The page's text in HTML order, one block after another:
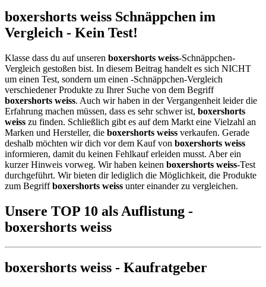
boxershorts weiss Schnäppchen im
Vergleich - Kein Test!
Klasse dass du auf unseren boxershorts weiss-Schnäppchen-
Vergleich gestoßen bist. In diesem Beitrag handelt es sich NICHT
um einen Test, sondern um einen -Schnäppchen-Vergleich
verschiedener Produkte zu Ihrer Suche von dem Begriff
boxershorts weiss. Auch wir haben in der Vergangenheit leider die
Erfahrung machen müssen, dass es sehr schwer ist, boxershorts
weiss zu finden. Schließlich gibt es auf dem Markt eine Vielzahl an
Marken und Hersteller, die boxershorts weiss verkaufen. Gerade
deshalb möchten wir dich vor dem Kauf von boxershorts weiss
informieren, damit du keinen Fehlkauf erleiden musst. Aber ein
kurzer Hinweis vorweg. Wir haben keinen boxershorts weiss-Test
durchgeführt. Wir bieten dir lediglich die Möglichkeit, die Produkte
zum Begriffboxershorts weiss unter einander zu vergleichen.
Unsere TOP 10 als Auflistung -
boxershorts weiss
boxershorts weiss - Kaufratgeber